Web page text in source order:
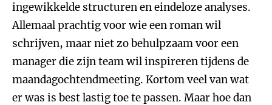
ingewikkelde structuren en eindeloze analyses.
Allemaal prachtig voor wie een roman wil
schrijven, maar niet zo behulpzaam voor een
manager die zijn team wil inspireren tijdens de
maandagochtendmeeting. Kortom veel van wat
er was is best lastig toe te passen. Maar hoe dan